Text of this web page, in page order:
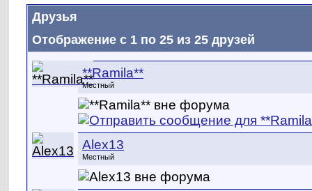
Друзья
Отображение с 1 по 25 из 25 друзей
**Ramila**
Местный
Alex13
Местный